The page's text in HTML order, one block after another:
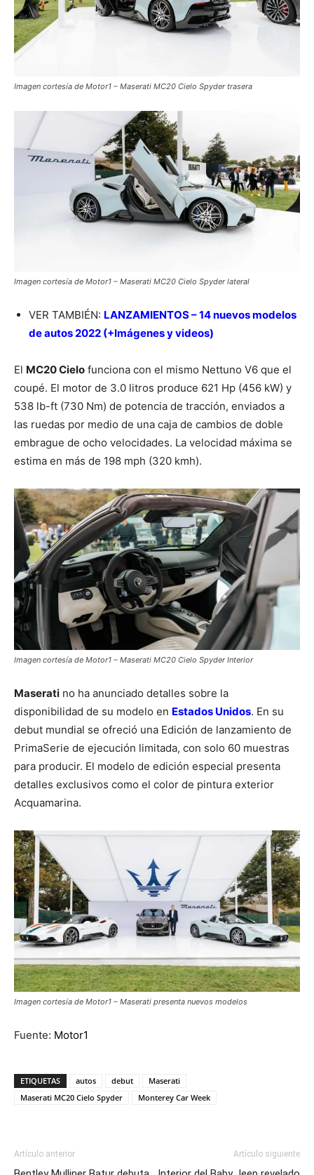
Imagen cortesía de Motor1 – Maserati MC20 Cielo Spyder trasera
Imagen cortesía de Motor1 – Maserati MC20 Cielo Spyder lateral
VER TAMBIÉN: LANZAMIENTOS – 14 nuevos modelos
de autos 2022 (+Imágenes y videos)
El MC20 Cielo funciona con el mismo Nettuno V6 que el
coupé. El motor de 3.0 litros produce 621 Hp (456 kW) y
538 lb-ft (730 Nm) de potencia de tracción, enviados a
las ruedas por medio de una caja de cambios de doble
embrague de ocho velocidades. La velocidad máxima se
estima en más de 198 mph (320 kmh).
Imagen cortesía de Motor1 – Maserati MC20 Cielo Spyder Interior
Maserati no ha anunciado detalles sobre la
disponibilidad de su modelo en Estados Unidos. En su
debut mundial se ofreció una Edición de lanzamiento de
PrimaSerie de ejecución limitada, con solo 60 muestras
para producir. El modelo de edición especial presenta
detalles exclusivos como el color de pintura exterior
Acquamarina.
Imagen cortesía de Motor1 – Maserati presenta nuevos modelos
Fuente: Motor1
ETIQUETAS autos debut
Maserati
Maserati MC20 Cielo Spyder
Monterey Car Week
Artículo anterior Artículo siguiente